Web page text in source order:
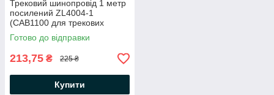
Трековий шинопровід 1 метр
посилений ZL4004-1
(CAB1100 для трекових
світильників) білий і чорний
Готово до відправки
213,75 ₴ 225 ₴
Купити